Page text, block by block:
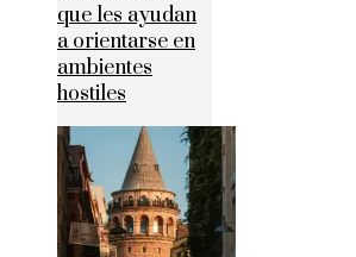
que les ayudan
a orientarse en
ambientes
hostiles